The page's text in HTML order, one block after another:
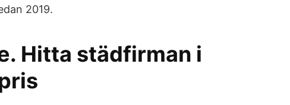
2019.
Hitta städfirman i